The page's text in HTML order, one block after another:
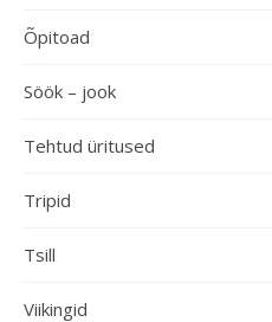
Õpitoad
Söök – jook
Tehtud üritused
Tripid
Tsill
Viikingid